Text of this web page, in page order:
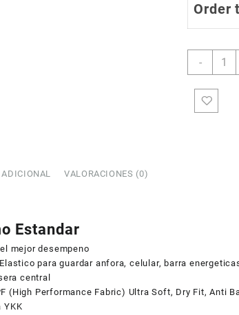
Order
-
Jersey
VALORACIONES (0)
Estandar
mejor desempeno
para guardar anfora, celular, barra
central
(High Performance Fabric) Ultra Soft, Dry Fit, Anti
YKK